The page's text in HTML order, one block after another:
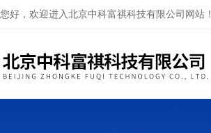
您好，欢迎进入北京中科富祺科技有限公司网站！